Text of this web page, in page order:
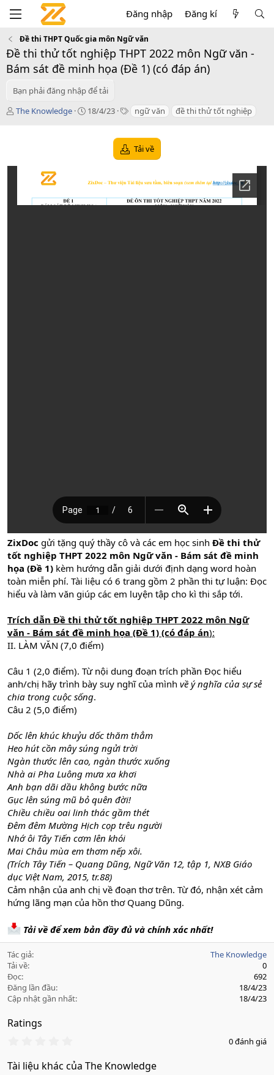
Đăng nhập Đăng kí
Đề thi THPT Quốc gia môn Ngữ văn
Đề thi thử tốt nghiệp THPT 2022 môn Ngữ văn -
Bám sát đề minh họa (Đề 1) (có đáp án)
Bạn phải đăng nhập để tải
T
ả
The Knowledge
C
n
d
18/4/23
T ngữ văn đề thi thử tốt nghiệp
Tải về
ZixDoc gửi tặng quý thầy cô và các em học sinh Đề thi thử
tốt nghiệp THPT 2022 môn Ngữ văn - Bám sát đề minh
họa (Đề 1) kèm hướng dẫn giải dưới định dạng word hoàn
toàn miễn phí. Tài liệu có 6 trang gồm 2 phần thi tự luận: Đọc
hiểu và làm văn giúp các em luyện tập cho kì thi sắp tới.
Trích dẫn Đề thi thử tốt nghiệp THPT 2022 môn Ngữ
văn - Bám sát đề minh họa (Đề 1) (có đáp án):
II. LÀM VĂN (7,0 điểm)
Câu 1 (2,0 điểm). Từ nội dung đoạn trích phần Đọc hiểu
anh/chị hãy trình bày suy nghĩ của mình về ý nghĩa của sự sẻ
chia trong cuộc sống.
Câu 2 (5,0 điểm)
Dốc lên khúc khuỷu dốc thăm thẳm
Heo hút cồn mây súng ngửi trời
Ngàn thước lên cao, ngàn thước xuống
Nhà ai Pha Luông mưa xa khơi
Anh bạn dãi dầu không bước nữa
Gục lên súng mũ bỏ quên đời!
Chiều chiều oai linh thác gầm thét
Đêm đêm Mường Hịch cọp trêu người
Nhớ ôi Tây Tiến cơm lên khói
Mai Châu mùa em thơm nếp xôi.
(Trích Tây Tiến – Quang Dũng, Ngữ Văn 12, tập 1, NXB Giáo
dục Việt Nam, 2015, tr.88)
Cảm nhận của anh chị về đoạn thơ trên. Từ đó, nhận xét cảm
hứng lãng mạn của hồn thơ Quang Dũng.
Tải về để xem bản đầy đủ và chính xác nhất!
Tác giả
The Knowledge
Tải về
0
Đọc
692
Đăng lần đầu
18/4/23
Cập nhật gần nhất
18/4/23
Ratings
0
0
0 đánh giá
Tài liệu khác của The Knowledge